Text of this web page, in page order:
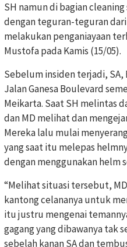
SH namun di bagian
dengan teguran-teguran
melakukan penganiayaan
Mustofa pada Kamis (15/05).
Sebelum insiden terjadi, SA,
Jalan Ganesa Boulevard
Meikarta. Saat SH melintas
dan MD melihat dan
Mereka lalu mulai
yang saat itu melepas
dengan menggunakan helm
“Melihat situasi tersebut,
kantong celananya untuk
itu justru mengenai
gagang yang dibawanya tak
sebelah kanan SA dan